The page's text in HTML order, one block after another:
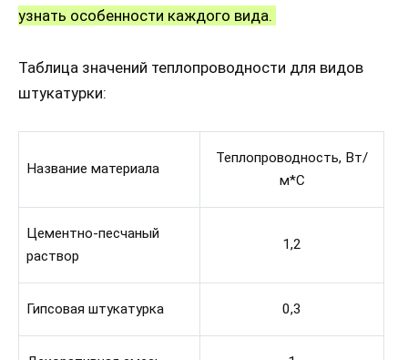
узнать особенности каждого вида.
Таблица значений теплопроводности для видов
штукатурки:
Название материала
Теплопроводность, Вт/
м*С
Цементно-песчаный
раствор
1,2
Гипсовая штукатурка 0,3